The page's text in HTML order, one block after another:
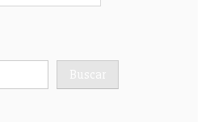
Buscar